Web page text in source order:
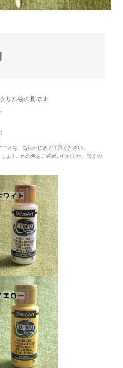
リル絵の具です。
とを、あらかじめご了承ください。
ます。他の色をご選択いただくか、暫くの